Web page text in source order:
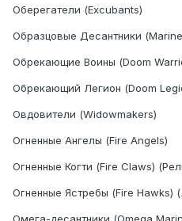
Оберегатели (Excubants)
Образцовые Десантники
Обрекающие Воины (Doom
Обрекающий Легион (Doom
Овдовители (Widowmakers)
Огненные Ангелы (Fire Angels)
Огненные Когти (Fire Claws)
Огненные Ястребы (Fire Hawks)
Омега-десантники (Omega